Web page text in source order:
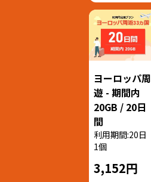
ヨーロッパ周
遊 - 期間内
20GB / 20日
間
利用期間:20日
1個
3,152円